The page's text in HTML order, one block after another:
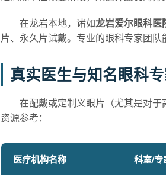
在龙岩本地，诸如龙岩爱尔眼科医
片、永久片试戴。专业的眼科专家团队
真实医生与知名眼科
在配戴或定制义眼片（尤其是对
资源参考：
医疗机构名称 科室/专